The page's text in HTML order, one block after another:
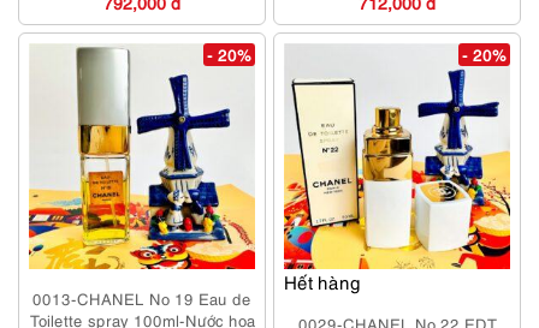
- 20%
0013-CHANEL No 19 Eau de
Toilette spray 100ml-Nước hoa
Hết hàng
- 20%
0029-CHANEL No 22 EDT